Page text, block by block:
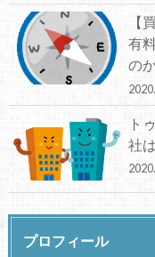
【
有
の
ト
社
プロフィール